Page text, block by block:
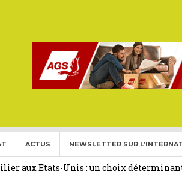
ACTUS NEWSLETTER SUR
aux Etats Unis pour l’année 2026-2027.
aux Etats-Unis : un choix